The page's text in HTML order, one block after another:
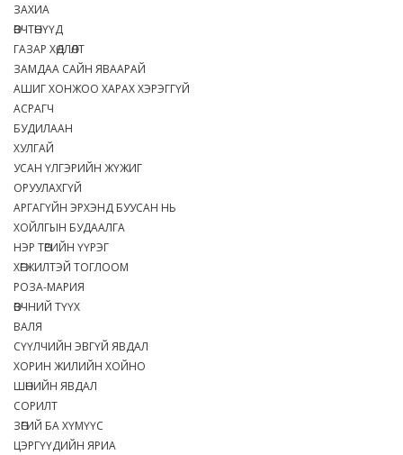
ЗАХИА
ӨВЧТӨНҮҮД
ГАЗАР ХӨДЛӨЛТ
ЗАМДАА САЙН ЯВААРАЙ
АШИГ ХОНЖОО ХАРАХ ХЭРЭГГҮЙ
АСРАГЧ
БУДИЛААН
ХУЛГАЙ
УСАН ҮЛГЭРИЙН ЖҮЖИГ
ОРУУЛАХГҮЙ
АРГАГҮЙН ЭРХЭНД БУУСАН НЬ
ХОЙЛГЫН БУДААЛГА
НЭР ТӨРИЙН ҮҮРЭГ
ХӨГЖИЛТЭЙ ТОГЛООМ
РОЗА-МАРИЯ
ӨВЧНИЙ ТҮҮХ
ВАЛЯ
СҮҮЛЧИЙН ЭВГҮЙ ЯВДАЛ
ХОРИН ЖИЛИЙН ХОЙНО
ШӨНИЙН ЯВДАЛ
СОРИЛТ
ЗӨГИЙ БА ХҮМҮҮС
ЦЭРГҮҮДИЙН ЯРИА